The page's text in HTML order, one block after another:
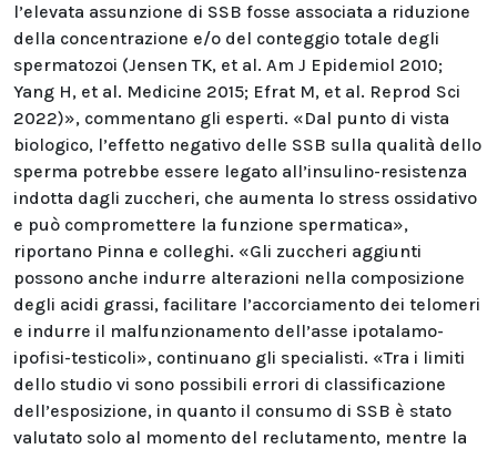
l’elevata assunzione di SSB fosse associata a riduzione
della concentrazione e/o del conteggio totale degli
spermatozoi (Jensen TK, et al. Am J Epidemiol 2010;
Yang H, et al. Medicine 2015; Efrat M, et al. Reprod Sci
2022)», commentano gli esperti. «Dal punto di vista
biologico, l’effetto negativo delle SSB sulla qualità dello
sperma potrebbe essere legato all’insulino-resistenza
indotta dagli zuccheri, che aumenta lo stress ossidativo
e può compromettere la funzione spermatica»,
riportano Pinna e colleghi. «Gli zuccheri aggiunti
possono anche indurre alterazioni nella composizione
degli acidi grassi, facilitare l’accorciamento dei telomeri
e indurre il malfunzionamento dell’asse ipotalamo-
ipofisi-testicoli», continuano gli specialisti. «Tra i limiti
dello studio vi sono possibili errori di classificazione
dell’esposizione, in quanto il consumo di SSB è stato
valutato solo al momento del reclutamento, mentre la